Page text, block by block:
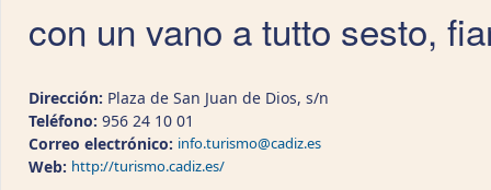
con un vano a tutto sesto,
Dirección: Plaza de San Juan de Dios, s/n
Teléfono: 956 24 10 01
Correo electrónico: info.turismo@cadiz.es
Web: http://turismo.cadiz.es/